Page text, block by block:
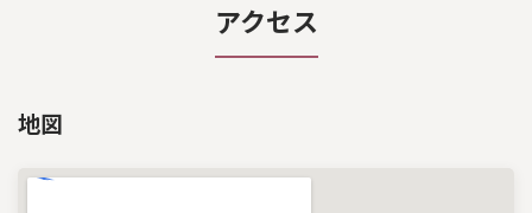
アクセス
公式サイト
アクセス
地図